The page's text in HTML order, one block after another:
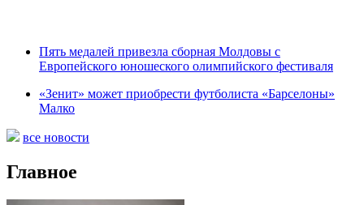
Пять медалей привезла сборная Молдовы с
Европейского юношеского олимпийского фестиваля
«Зенит» может приобрести футболиста «Барселоны»
Малко
все новости
Главное